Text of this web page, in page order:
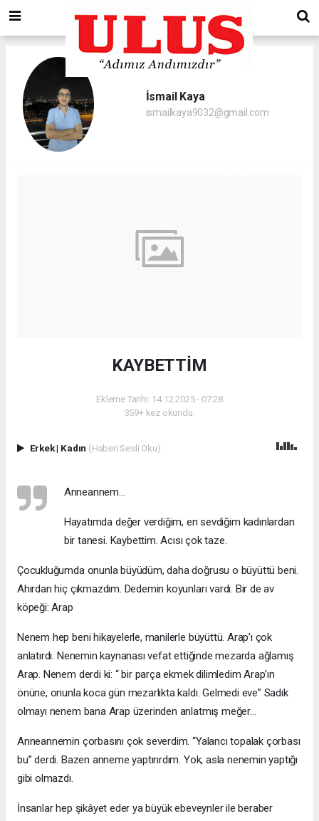
İsmail Kaya
ismailkaya9032@gmail.com
KAYBETTİM
Ekleme Tarihi: 14.12.2025 - 07:28
359+ kez okundu.
Erkek| Kadın (Haberi Sesli Oku)
Anneannem…
Hayatımda değer verdiğim, en sevdiğim kadınlardan
bir tanesi. Kaybettim. Acısı çok taze.
Çocukluğumda onunla büyüdüm, daha doğrusu o büyüttü beni.
Ahırdan hiç çıkmazdım. Dedemin koyunları vardı. Bir de av
köpeği: Arap
Nenem hep beni hikayelerle, manilerle büyüttü. Arap’ı çok
anlatırdı. Nenemin kaynanası vefat ettiğinde mezarda ağlamış
Arap. Nenem derdi ki: “ bir parça ekmek dilimledim Arap’ın
önüne, onunla koca gün mezarlıkta kaldı. Gelmedi eve” Sadık
olmayı nenem bana Arap üzerinden anlatmış meğer…
Anneannemin çorbasını çok severdim. “Yalancı topalak çorbası
bu” derdi. Bazen anneme yaptırırdım. Yok, asla nenemin yaptığı
gibi olmazdı.
İnsanlar hep şikâyet eder ya büyük ebeveynler ile beraber